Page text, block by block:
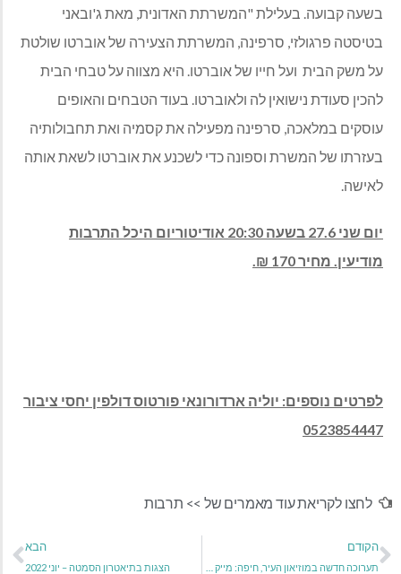
בשעה קבועה. בעלילת "המשרתת האדונית, מאת ג'ובאני
בטיסטה פרגולזי, סרפינה, המשרתת הצעירה של אוברטו שולטת
על משק הבית ועל חייו של אוברטו. היא מצווה על טבחי הבית
להכין סעודת נישואין לה ולאוברטו. בעוד הטבחים והאופים
עוסקים במלאכה, סרפינה מפעילה את קסמיה ואת תחבולותיה
בעזרתו של המשרת וספונה כדי לשכנע את אוברטו לשאת אותה
לאישה.
יום שני 27.6 בשעה 20:30 אודיטוריום היכל התרבות
מודיעין. מחיר 170 ₪.
לפרטים נוספים: יוליה ארדורונאי פורטוס דולפין יחסי ציבור
0523854447
לחצו לקריאת עוד מאמרים של >> תרבות
הקודם הבא
הצגות בתיאטרון הסמטה – יוני 2022